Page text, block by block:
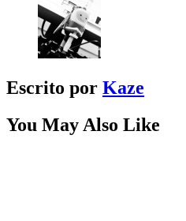
Escrito por Kaze
You May Also Like